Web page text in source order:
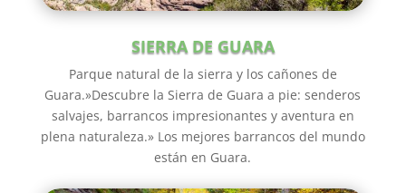
SIERRA DE GUARA
Parque natural de la sierra y los cañones de
Guara.»Descubre la Sierra de Guara a pie: senderos
salvajes, barrancos impresionantes y aventura en
plena naturaleza.» Los mejores barrancos del mundo
están en Guara.